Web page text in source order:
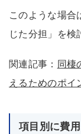
このような場合
じた分担」を検
関連記事： 同棲
えるためのポイ
項目別に費